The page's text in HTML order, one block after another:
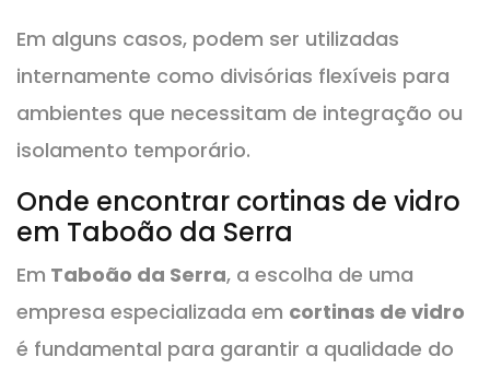
Em alguns casos, podem ser utilizadas
internamente como divisórias flexíveis para
ambientes que necessitam de integração ou
isolamento temporário.
Onde encontrar cortinas de vidro
em Taboão da Serra
Em Taboão da Serra, a escolha de uma
empresa especializada em cortinas de vidro
é fundamental para garantir a qualidade do